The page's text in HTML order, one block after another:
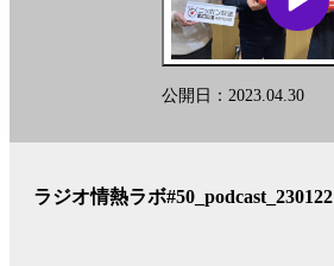
公開日：2023.04.30
ラジオ情熱ラボ#50_podcast_230122